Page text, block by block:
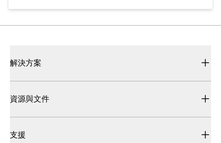
解決方案
資源與文件
支援